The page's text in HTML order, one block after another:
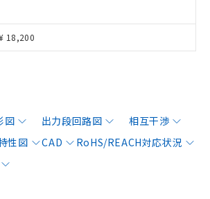
18,200
図 出力段回路図
相互干渉
性図 CAD
RoHS/REACH対応状況